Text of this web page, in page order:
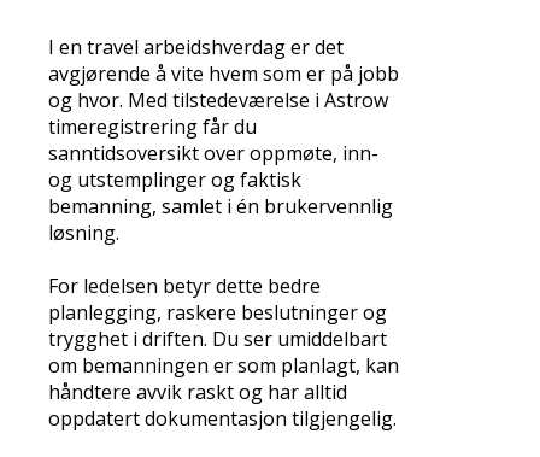
I en travel arbeidshverdag er det
avgjørende å vite hvem som er på jobb
og hvor. Med tilstedeværelse i Astrow
timeregistrering får du
sanntidsoversikt over oppmøte, inn-
og utstemplinger og faktisk
bemanning, samlet i én brukervennlig
løsning.
For ledelsen betyr dette bedre
planlegging, raskere beslutninger og
trygghet i driften. Du ser umiddelbart
om bemanningen er som planlagt, kan
håndtere avvik raskt og har alltid
oppdatert dokumentasjon tilgjengelig.